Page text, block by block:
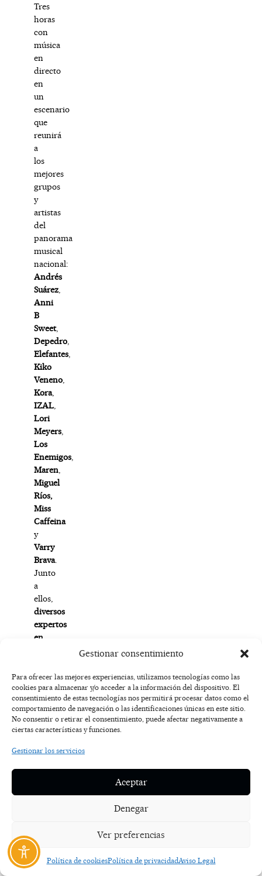
Gestionar consentimiento
Para ofrecer las mejores experiencias, utilizamos tecnologías como las
cookies para almacenar y/o acceder a la información del dispositivo. El
consentimiento de estas tecnologías nos permitirá procesar datos como el
comportamiento de navegación o las identificaciones únicas en este sitio.
No consentir o retirar el consentimiento, puede afectar negativamente a
ciertas características y funciones.
Gestionar los servicios
Aceptar
Denegar
Ver preferencias
Política de cookiesPolítica de privacidadAviso Legal
Tres
horas
con
música
en
directo
en
un
escenario
que
reunirá
a
los
mejores
grupos
y
artistas
del
panorama
musical
nacional:
Andrés
Suárez,
Anni
B
Sweet,
Depedro,
Elefantes,
Kiko
Veneno,
Kora,
IZAL,
Lori
Meyers,
Los
Enemigos,
Maren,
Miguel
Ríos,
Miss
Caffeina
y
Varry
Brava.
Junto
a
ellos,
diversos
expertos
en
también
subirán
al
auditoriopara
informar
conversar
de
escuchar
la